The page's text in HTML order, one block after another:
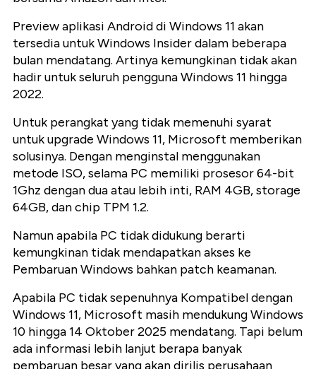
Preview aplikasi Android di Windows 11 akan
tersedia untuk Windows Insider dalam beberapa
bulan mendatang. Artinya kemungkinan tidak akan
hadir untuk seluruh pengguna Windows 11 hingga
2022.
Untuk perangkat yang tidak memenuhi syarat
untuk upgrade Windows 11, Microsoft memberikan
solusinya. Dengan menginstal menggunakan
metode ISO, selama PC memiliki prosesor 64-bit
1Ghz dengan dua atau lebih inti, RAM 4GB, storage
64GB, dan chip TPM 1.2.
Namun apabila PC tidak didukung berarti
kemungkinan tidak mendapatkan akses ke
Pembaruan Windows bahkan patch keamanan.
Apabila PC tidak sepenuhnya Kompatibel dengan
Windows 11, Microsoft masih mendukung Windows
10 hingga 14 Oktober 2025 mendatang. Tapi belum
ada informasi lebih lanjut berapa banyak
pembaruan besar yang akan dirilis perusahaan